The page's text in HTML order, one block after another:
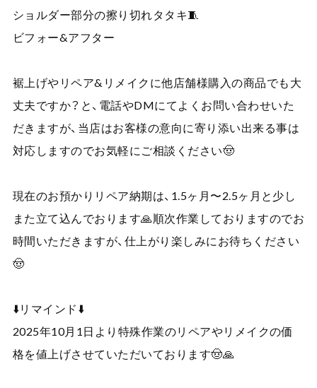
ショルダー部分の擦り切れタタキ🧵
ビフォー&アフター
裾上げやリペア&リメイクに他店舗様購入の商品でも大
丈夫ですか？と、電話やDMにてよくお問い合わせいた
だきますが、当店はお客様の意向に寄り添い出来る事は
対応しますのでお気軽にご相談ください🤠
現在のお預かりリペア納期は、1.5ヶ月〜2.5ヶ月と少し
また立て込んでおります🙏順次作業しておりますのでお
時間いただきますが、仕上がり楽しみにお待ちください
🤠
⬇️リマインド⬇️
2025年10月1日より特殊作業のリペアやリメイクの価
格を値上げさせていただいております🤠🙏